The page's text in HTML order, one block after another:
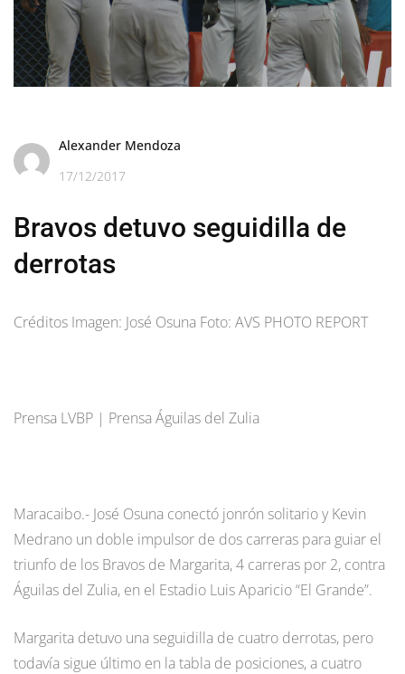
Alexander Mendoza
17/12/2017
Bravos detuvo seguidilla de
derrotas
Créditos Imagen: José Osuna Foto: AVS PHOTO REPORT
Prensa LVBP | Prensa Águilas del Zulia
Maracaibo.- José Osuna conectó jonrón solitario y Kevin
Medrano un doble impulsor de dos carreras para guiar el
triunfo de los Bravos de Margarita, 4 carreras por 2, contra
Águilas del Zulia, en el Estadio Luis Aparicio “El Grande”.
Margarita detuvo una seguidilla de cuatro derrotas, pero
todavía sigue último en la tabla de posiciones, a cuatro